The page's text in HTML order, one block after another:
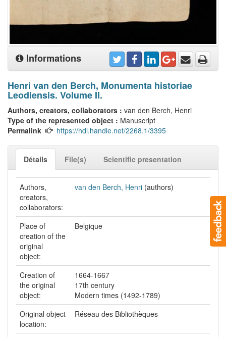
Informations
Henri van den Berch, Monumenta historiae
Leodiensis. Volume II.
Authors, creators, collaborators : van den Berch, Henri
Type of the represented object : Manuscript
Permalink
https://hdl.handle.net/2268.1/3395
Détails File(s) Scientific presentation
Authors,
creators,
collaborators:
van den Berch, Henri (authors)
Place of
creation of the
original
object:
Belgique
Creation of
the original
object:
1664-1667
17th century
Modern times (1492-1789)
Original object
location:
Réseau des Bibliothèques